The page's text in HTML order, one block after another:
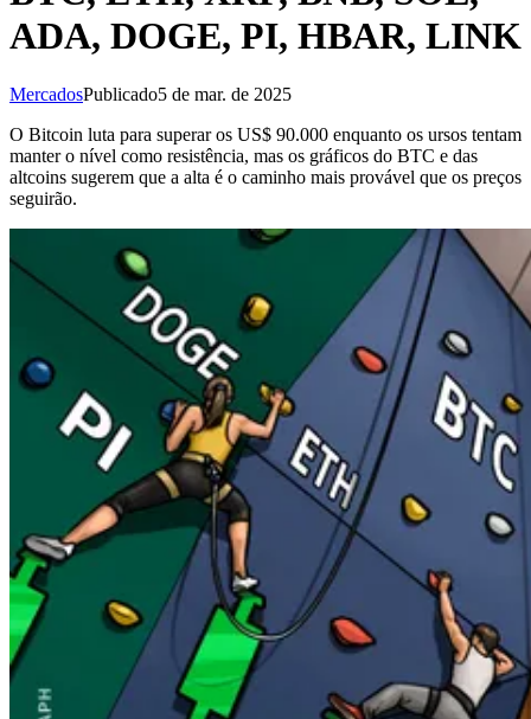
ADA, DOGE, PI, HBAR, LINK
MercadosPublicado5 de mar. de 2025
O Bitcoin luta para superar os US$ 90.000 enquanto os ursos tentam
manter o nível como resistência, mas os gráficos do BTC e das
altcoins sugerem que a alta é o caminho mais provável que os preços
seguirão.